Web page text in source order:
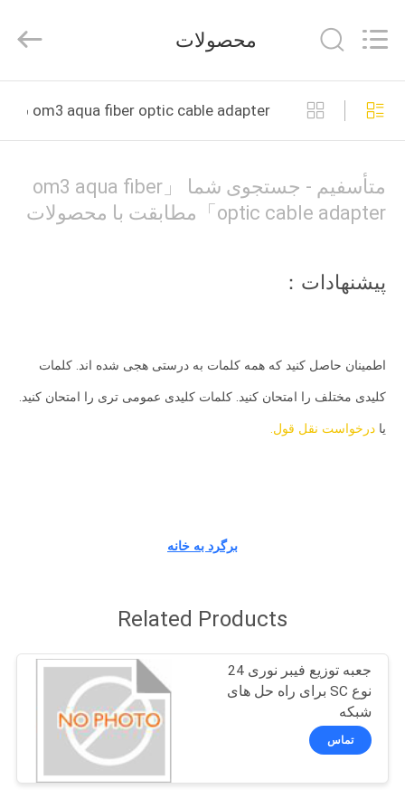
خانه
دربارهی
کارخانه
کنترل
کیفیت
همه
موارد
نقشه
Enterprise
Management
All
Reserved.
محصولات
om3 aqua fiber optic cable adapter ساخت آنلاین
متأسفیم - جستجوی شما 「om3 aqua fiber
optic cable adapter」مطابقت با محصولات
پیشنهادات：
اطمینان حاصل کنید که همه کلمات به درستی هجی شده اند. کلمات
کلیدی مختلف را امتحان کنید. کلمات کلیدی عمومی تری را امتحان کنید.
یا درخواست نقل قول.
برگرد به خانه
Related Products
جعبه توزیع فیبر نوری 24
نوع SC برای راه حل های
شبکه
تماس